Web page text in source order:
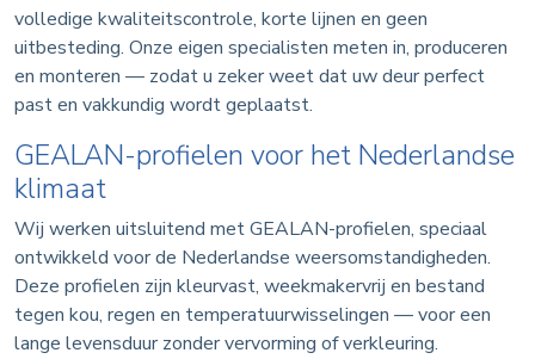
volledige kwaliteitscontrole, korte lijnen en geen
uitbesteding. Onze eigen specialisten meten in, produceren
en monteren — zodat u zeker weet dat uw deur perfect
past en vakkundig wordt geplaatst.
GEALAN-profielen voor het Nederlandse
klimaat
Wij werken uitsluitend met GEALAN-profielen, speciaal
ontwikkeld voor de Nederlandse weersomstandigheden.
Deze profielen zijn kleurvast, weekmakervrij en bestand
tegen kou, regen en temperatuurwisselingen — voor een
lange levensduur zonder vervorming of verkleuring.